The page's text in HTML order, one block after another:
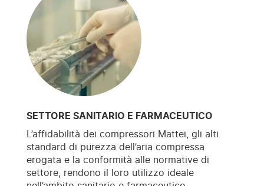
SETTORE SANITARIO E FARMACEUTICO
L’affidabilità dei compressori Mattei, gli alti
standard di purezza dell’aria compressa
erogata e la conformità alle normative di
settore, rendono il loro utilizzo ideale